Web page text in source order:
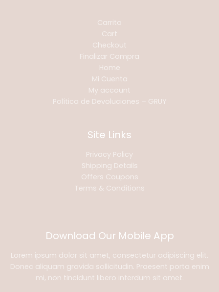
Carrito
Cart
Checkout
Finalizar Compra
Home
Mi Cuenta
My account
Política de Devoluciones – GRUY
Site Links
Privacy Policy
Shipping Details
Offers Coupons
Terms & Conditions
Download Our Mobile App
Lorem ipsum dolor sit amet, consectetur adipiscing elit.
Donec aliquam gravida sollicitudin. Praesent porta enim
mi, non tincidunt libero interdum sit amet.